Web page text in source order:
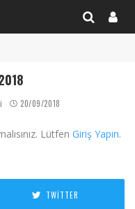
20/09/2018
Lütfen Giriş Yapın.
TWITTER